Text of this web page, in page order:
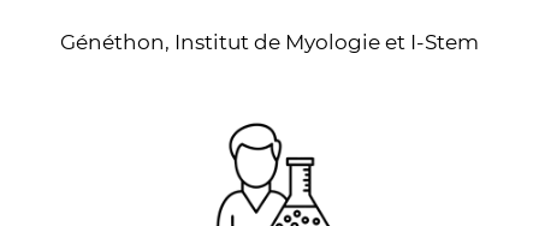
Généthon, Institut de Myologie et I-Stem